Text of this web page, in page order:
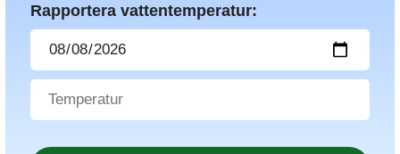
Rapportera vattentemperatur: